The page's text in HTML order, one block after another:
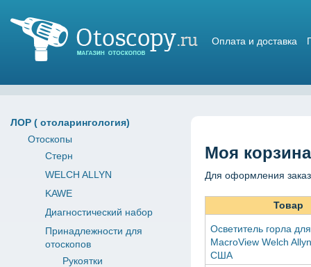
Оплата и доставка
ЛОР ( отоларингология)
Отоскопы
Стерн
WELCH ALLYN
KAWE
Диагностический набор
Принадлежности для
отоскопов
Рукоятки
Моя корзина
Для оформления
Товар
Осветитель горла
MacroView Welch
США